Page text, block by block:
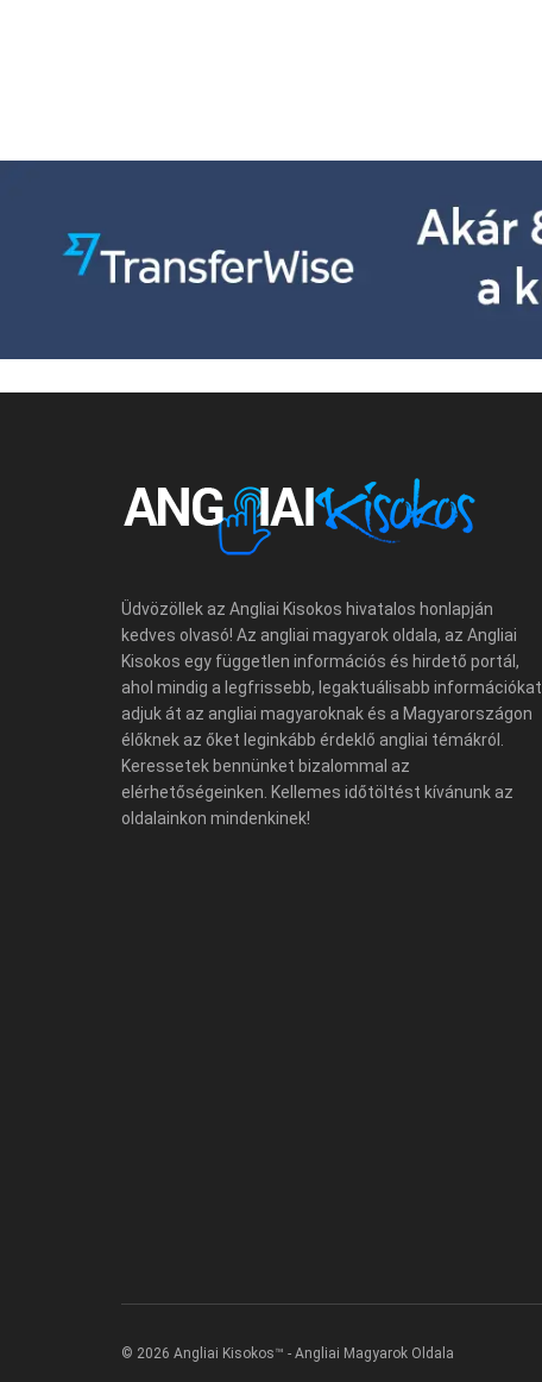
Üdvözöllek az Angliai Kisokos hivatalos honlapján
kedves olvasó! Az angliai magyarok oldala, az Angliai
Kisokos egy független információs és hirdető portál,
ahol mindig a legfrissebb, legaktuálisabb információkat
adjuk át az angliai magyaroknak és a Magyarországon
élőknek az őket leginkább érdeklő angliai témákról.
Keressetek bennünket bizalommal az
elérhetőségeinken. Kellemes időtöltést kívánunk az
oldalainkon mindenkinek!
© 2026 Angliai Kisokos™ - Angliai Magyarok Oldala